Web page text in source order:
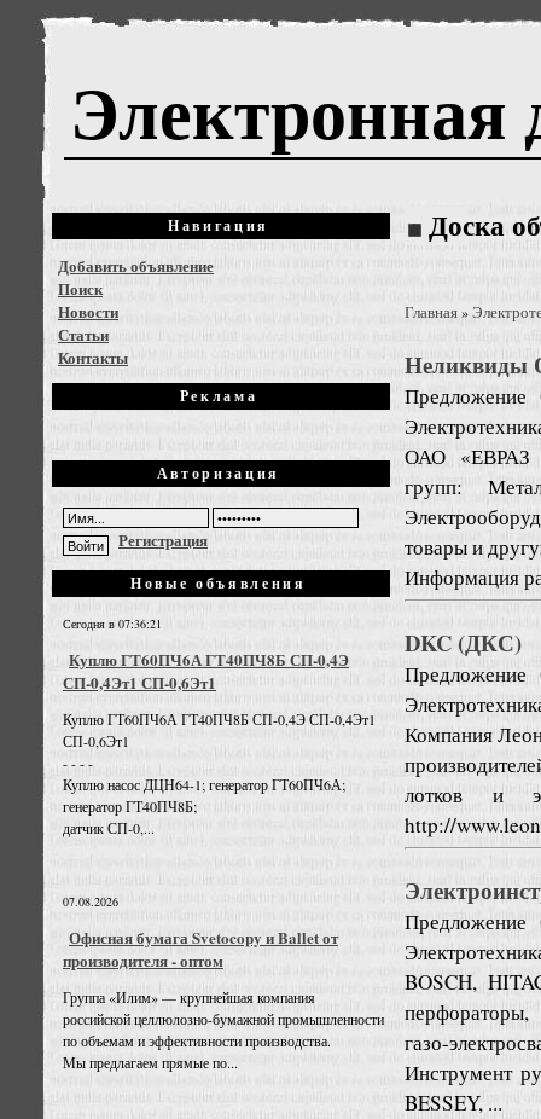
Электронная
Навигация
Добавить объявление
Поиск
Новости
Статьи
Контакты
Реклама
Авторизация
Регистрация
Новые объявления
Сегодня в 07:36:21
Куплю ГТ60ПЧ6А ГТ40ПЧ8Б СП-0,4Э
СП-0,4Эт1 СП-0,6Эт1
Куплю ГТ60ПЧ6А ГТ40ПЧ8Б СП-0,4Э СП-0,4Эт1
СП-0,6Эт1
- - - -
Куплю насос ДЦН64-1; генератор ГТ60ПЧ6А;
генератор ГТ40ПЧ8Б;
датчик СП-0,...
07.08.2026
Офисная бумага Svetocopy и Ballet от
производителя - оптом
Группа «Илим» — крупнейшая компания
российской целлюлозно-бумажной промышленности
по объемам и эффективности производства.
Мы предлагаем прямые по...
Доска
Главная»
Предложение
ОАО «ЕВРАЗ
групп:
товары и
Информация
DKC (ДКС)
Предложение
Компания
лотков и
http://
Предложение
BOSCH,
перфораторы,
газо-
Инструмент
BESSEY, ...